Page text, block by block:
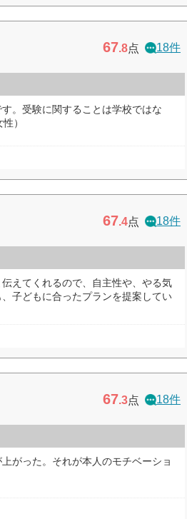
67.8点 18件
。受験に関することは学校ではな
）
67.4点 18件
えてくれるので、自主性や、やる気
子どもに合ったプランを提案してい
67.3点 18件
がった。それが本人のモチベーショ